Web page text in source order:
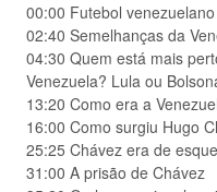
00:00 Futebol venezuelano
02:40 Semelhanças da
04:30 Quem está mais
Venezuela? Lula ou
13:20 Como era a
16:00 Como surgiu Hugo
25:25 Chávez era de
31:00 A prisão de Chávez